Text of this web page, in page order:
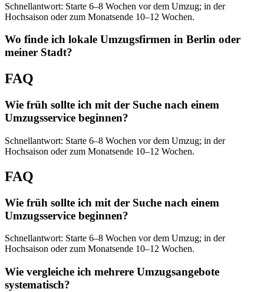
Schnellantwort: Starte 6–8 Wochen vor dem Umzug; in der
Hochsaison oder zum Monatsende 10–12 Wochen.
Wo finde ich lokale Umzugsfirmen in Berlin oder
meiner Stadt?
FAQ
Wie früh sollte ich mit der Suche nach einem
Umzugsservice beginnen?
Schnellantwort: Starte 6–8 Wochen vor dem Umzug; in der
Hochsaison oder zum Monatsende 10–12 Wochen.
FAQ
Wie früh sollte ich mit der Suche nach einem
Umzugsservice beginnen?
Schnellantwort: Starte 6–8 Wochen vor dem Umzug; in der
Hochsaison oder zum Monatsende 10–12 Wochen.
Wie vergleiche ich mehrere Umzugsangebote
systematisch?